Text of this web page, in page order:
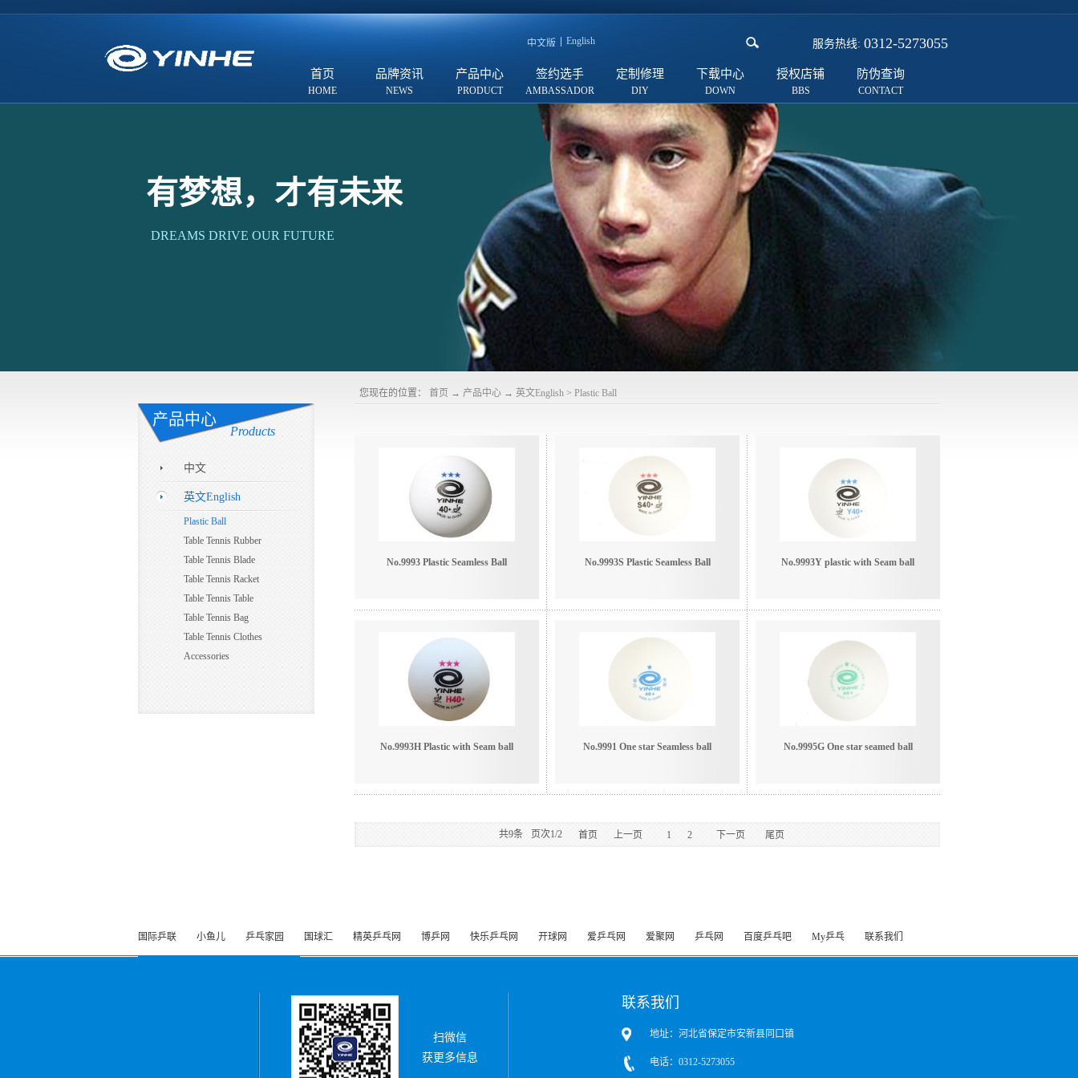
中文版 English 服务热线: 0312-5273055
首页 品牌资讯 产品中心 签约选手 定制修理 下载中心 授权店铺 防伪查询
有梦想，才有未来
DREAMS DRIVE OUR FUTURE
产品中心
Products
中文
英文English
Plastic Ball
Table Tennis Rubber
Table Tennis Blade
Table Tennis Racket
Table Tennis Table
Table Tennis Bag
Table Tennis Clothes
Accessories
您现在的位置： 首页 → 产品中心 → 英文English > Plastic Ball
No.9993 Plastic Seamless Ball No.9993S Plastic Seamless Ball No.9993Y plastic with Seam ball
No.9993H Plastic with Seam ball No.9991 One star Seamless ball No.9995G One star seamed ball
共9条 页次1/2 首页 上一页 1 2 下一页 尾页
国际乒联 小鱼儿 乒乓家园 国球汇 精英乒乓网 博乒网 快乐乒乓网 开球网 爱乒乓网 爱聚网 乒乓网 百度乒乓吧 My乒乓 联系我们
扫微信
获更多信息
联系我们
地址：河北省保定市安新县同口镇
电话：0312-5273055